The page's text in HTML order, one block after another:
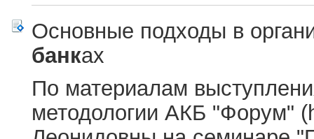
Основные подходы в
банках
По материалам
методологии АКБ "Форум"